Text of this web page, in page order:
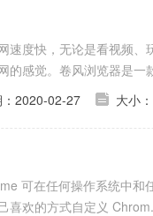
速度快，无论是看视频
的感觉。卷风浏览器是一
：2020-02-27 大小
可在任何操作系统中和
喜欢的方式自定义